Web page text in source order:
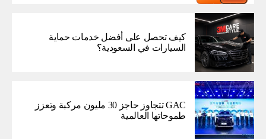
كيف تحصل على أفضل خدمات حماية
السيارات في السعودية؟
GAC تتجاوز حاجز 30 مليون مركبة وتعزز
طموحاتها العالمية